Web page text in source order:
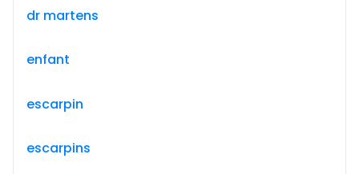
dr martens
enfant
escarpin
escarpins